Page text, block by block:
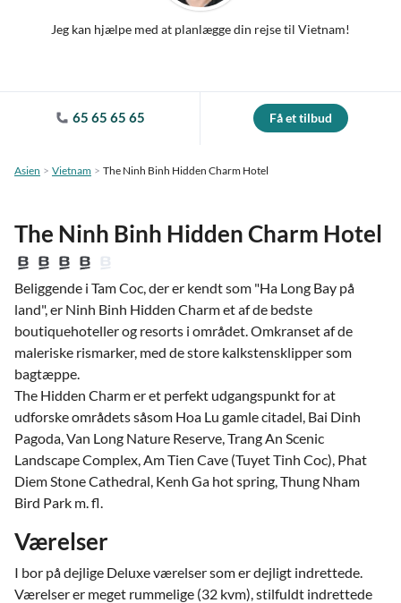
Jeg kan hjælpe med at planlægge din rejse til Vietnam!
65 65 65 65 Få et tilbud
Asien Vietnam The Ninh Binh Hidden Charm Hotel
The Ninh Binh Hidden Charm Hotel
Beliggende i Tam Coc, der er kendt som "Ha Long Bay på
land", er Ninh Binh Hidden Charm et af de bedste
boutiquehoteller og resorts i området. Omkranset af de
maleriske rismarker, med de store kalkstensklipper som
bagtæppe.
The Hidden Charm er et perfekt udgangspunkt for at
udforske områdets såsom Hoa Lu gamle citadel, Bai Dinh
Pagoda, Van Long Nature Reserve, Trang An Scenic
Landscape Complex, Am Tien Cave (Tuyet Tinh Coc), Phat
Diem Stone Cathedral, Kenh Ga hot spring, Thung Nham
Bird Park m. fl.
Værelser
I bor på dejlige Deluxe værelser som er dejligt indrettede.
Værelser er meget rummelige (32 kvm), stilfuldt indrettede